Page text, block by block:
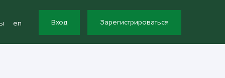
en Вход Зарегистрироваться